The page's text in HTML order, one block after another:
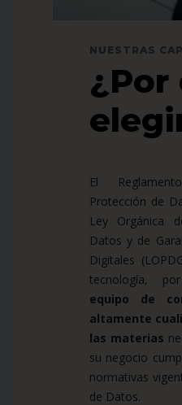
NUESTRAS
¿Por
El
Protección de
Ley Orgánica
Datos y de
Digitales
tecnología,
equipo de
altamente
las materias
su negocio
normativas
de Datos.